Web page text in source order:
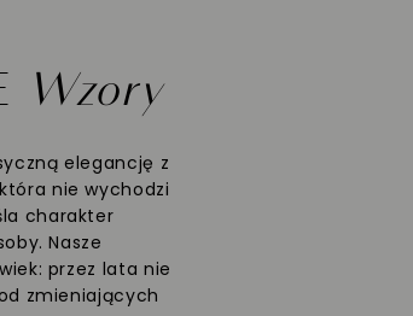
Wzory
elegancję z
nie wychodzi
charakter
Nasze
przez lata nie
zmieniających